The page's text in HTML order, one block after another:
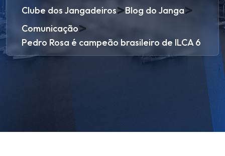
Clube dos Jangadeiros>Blog do Janga>
Comunicação>
Pedro Rosa é campeão brasileiro de ILCA 6